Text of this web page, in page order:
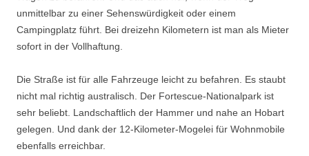
unmittelbar zu einer Sehenswürdigkeit oder einem
Campingplatz führt. Bei dreizehn Kilometern ist man als Mieter
sofort in der Vollhaftung.
Die Straße ist für alle Fahrzeuge leicht zu befahren. Es staubt
nicht mal richtig australisch. Der Fortescue-Nationalpark ist
sehr beliebt. Landschaftlich der Hammer und nahe an Hobart
gelegen. Und dank der 12-Kilometer-Mogelei für Wohnmobile
ebenfalls erreichbar.